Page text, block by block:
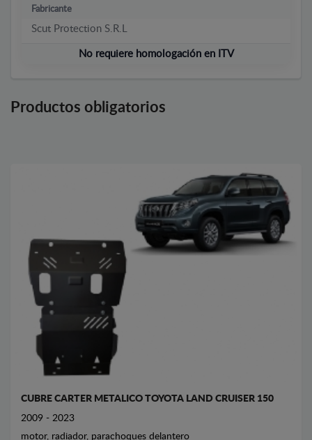
Fabricante
Scut Protection S.R.L
No requiere homologación en ITV
Productos obligatorios
CUBRE CARTER METALICO TOYOTA LAND CRUISER 150
2009 - 2023
motor, radiador, parachoques delantero